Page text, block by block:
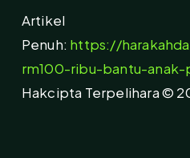
Artikel
Penuh: https://
rm100-ribu-bantu-anak-
Hakcipta Terpelihara ©